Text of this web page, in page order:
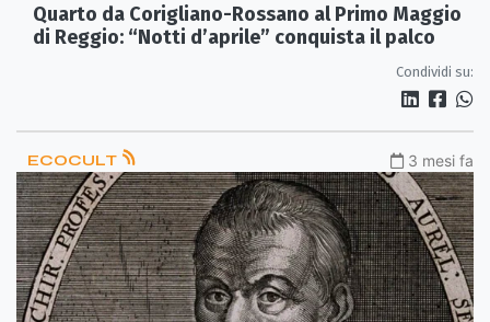
Quarto da Corigliano-Rossano al Primo Maggio
di Reggio: “Notti d’aprile” conquista il palco
Condividi su:
ECOCULT 3 mesi fa